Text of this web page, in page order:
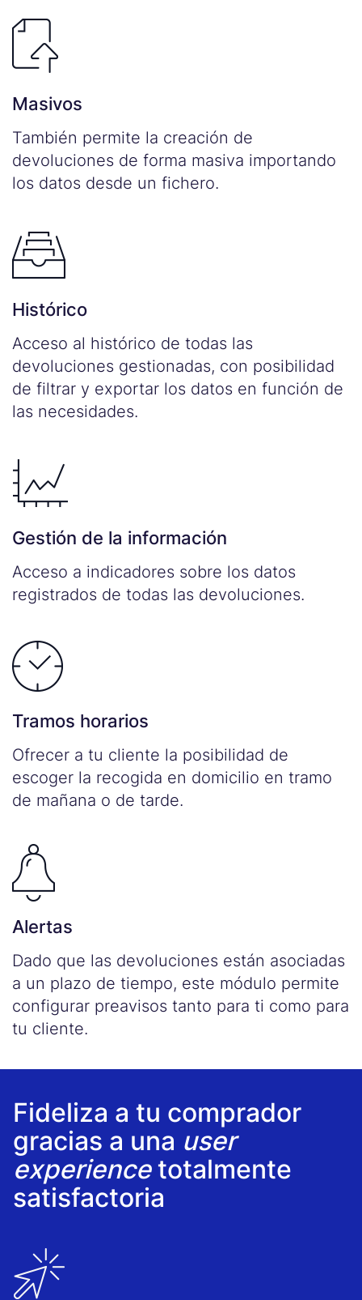
Masivos
También permite la creación de
devoluciones de forma masiva importando
los datos desde un fichero.
Histórico
Acceso al histórico de todas las
devoluciones gestionadas, con posibilidad
de filtrar y exportar los datos en función de
las necesidades.
Gestión de la información
Acceso a indicadores sobre los datos
registrados de todas las devoluciones.
Tramos horarios
Ofrecer a tu cliente la posibilidad de
escoger la recogida en domicilio en tramo
de mañana o de tarde.
Alertas
Dado que las devoluciones están asociadas
a un plazo de tiempo, este módulo permite
configurar preavisos tanto para ti como para
tu cliente.
Fideliza a tu comprador
gracias a una user
experiencetotalmente
satisfactoria